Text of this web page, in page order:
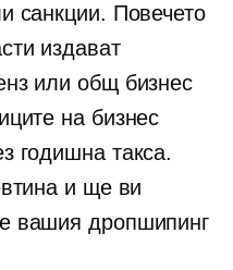
санкции. Повечето
издават
или общ бизнес
на бизнес
годишна такса.
и ще ви
вашия дропшипинг